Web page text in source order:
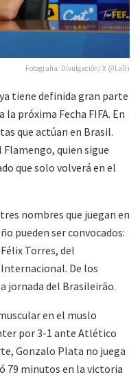
Fotografia: Divulgación/ X @LaTri
ya tiene definida gran parte
próxima Fecha FIFA. En
que actúan en Brasil.
quien sigue
que solo volverá en el
nombres que juegan en
pueden ser convocados:
Torres, del
De los
jornada del Brasileirão.
en el muslo
por 3-1 ante Atlético
Gonzalo Plata no juega
79 minutos en la victoria